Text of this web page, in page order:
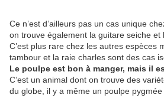
Ce n’est d’ailleurs pas un cas unique
on trouve également la guitare seiche et
C’est plus rare chez les autres espèces
tambour et la raie charles sont des cas
Le poulpe est bon à manger, mais il
C’est un animal dont on trouve des
du globe, il y a même un poulpe